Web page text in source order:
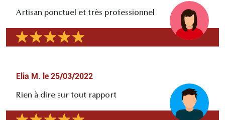
Artisan ponctuel et très professionnel
Elia M. le 25/03/2022
Rien à dire sur tout rapport